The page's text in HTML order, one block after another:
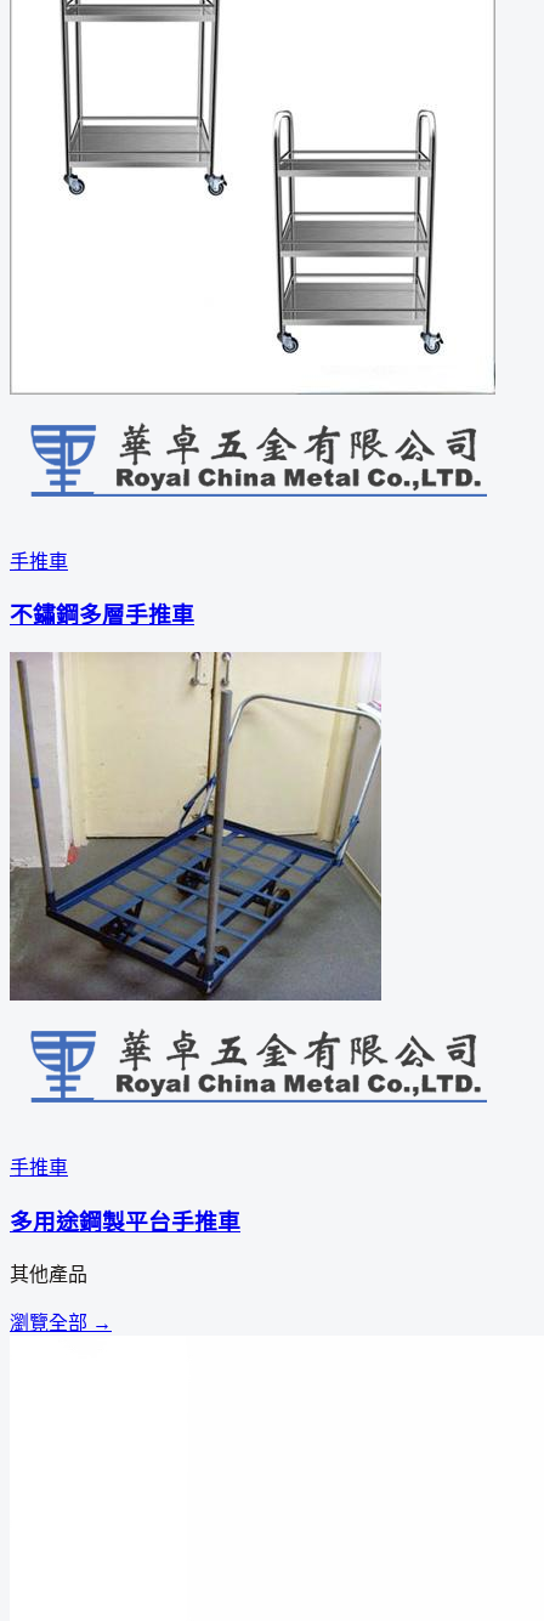
手推車
不鏽鋼多層手推車
手推車
多用途鋼製平台手推車
其他產品
瀏覽全部 →